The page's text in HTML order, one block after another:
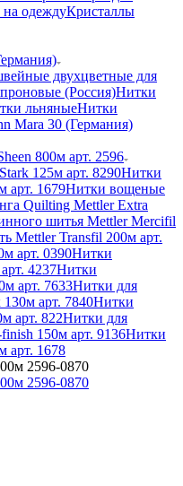
одеждуКристаллы
двухцветные для
(Россия)Нитки
льняныеНитки
Mara 30 (Германия)
800м арт. 2596
125м арт. 8290Нитки
арт. 1679Нитки вощеные
Quilting Mettler Extra
шитья Mettler Mercifil
Mettler Transfil 200м арт.
арт. 0390Нитки
4237Нитки
арт. 7633Нитки для
арт. 7840Нитки
арт. 822Нитки для
150м арт. 9136Нитки
арт. 1678
2596-0870